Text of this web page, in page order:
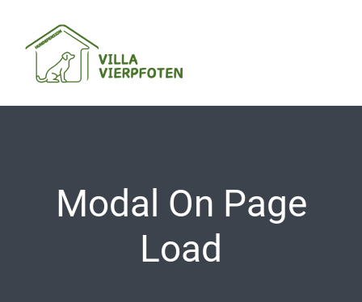
springen
Modal On Page
Load